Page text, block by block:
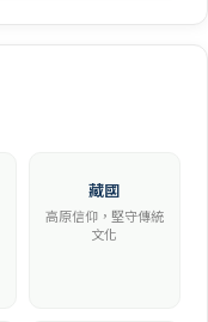
藏國
高原信仰，堅守傳統
文化